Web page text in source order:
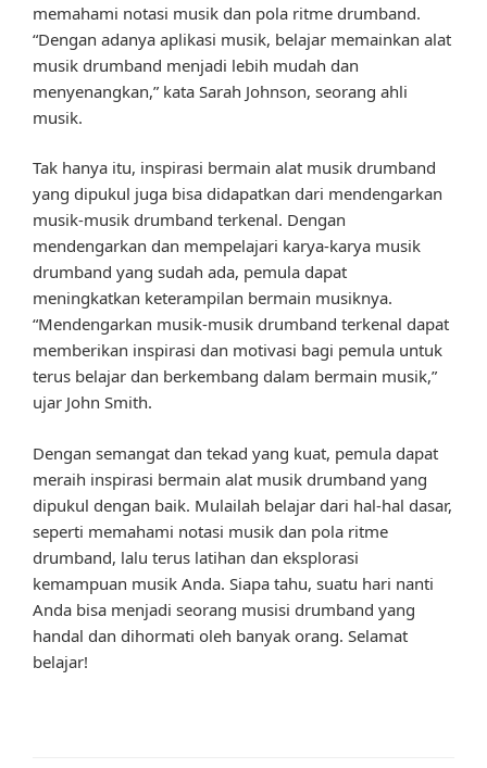
memahami notasi musik dan pola ritme drumband.
“Dengan adanya aplikasi musik, belajar memainkan alat
musik drumband menjadi lebih mudah dan
menyenangkan,” kata Sarah Johnson, seorang ahli
musik.
Tak hanya itu, inspirasi bermain alat musik drumband
yang dipukul juga bisa didapatkan dari mendengarkan
musik-musik drumband terkenal. Dengan
mendengarkan dan mempelajari karya-karya musik
drumband yang sudah ada, pemula dapat
meningkatkan keterampilan bermain musiknya.
“Mendengarkan musik-musik drumband terkenal dapat
memberikan inspirasi dan motivasi bagi pemula untuk
terus belajar dan berkembang dalam bermain musik,”
ujar John Smith.
Dengan semangat dan tekad yang kuat, pemula dapat
meraih inspirasi bermain alat musik drumband yang
dipukul dengan baik. Mulailah belajar dari hal-hal dasar,
seperti memahami notasi musik dan pola ritme
drumband, lalu terus latihan dan eksplorasi
kemampuan musik Anda. Siapa tahu, suatu hari nanti
Anda bisa menjadi seorang musisi drumband yang
handal dan dihormati oleh banyak orang. Selamat
belajar!